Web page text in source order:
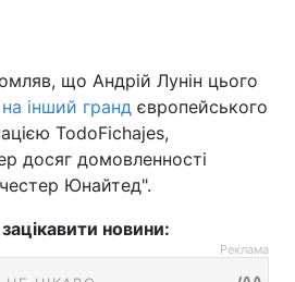
що Андрій Лунін цього
інший гранд європейського
TodoFichajes,
досяг домовленності
Юнайтед".
новини:
Реклама